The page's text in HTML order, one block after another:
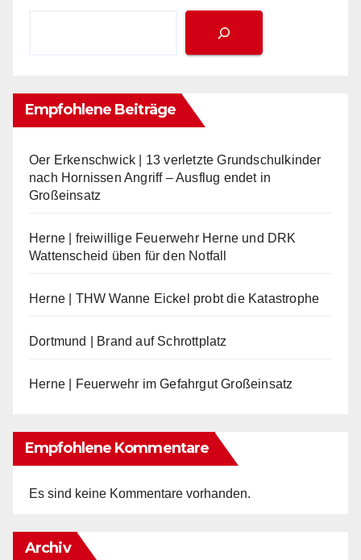
Empfohlene Beiträge
Oer Erkenschwick | 13 verletzte Grundschulkinder
nach Hornissen Angriff – Ausflug endet in
Großeinsatz
Herne | freiwillige Feuerwehr Herne und DRK
Wattenscheid üben für den Notfall
Herne | THW Wanne Eickel probt die Katastrophe
Dortmund | Brand auf Schrottplatz
Herne | Feuerwehr im Gefahrgut Großeinsatz
Empfohlene Kommentare
Es sind keine Kommentare vorhanden.
Archiv